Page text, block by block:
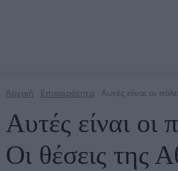
Αρχική Επικαιρότητα Αυτές είναι οι
Αυτές είναι
Οι θέσεις της